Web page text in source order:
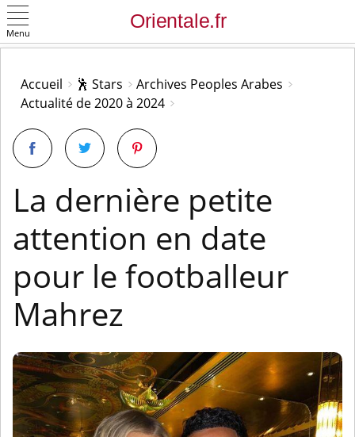
Menu
Accueil 🕺 Stars
Archives Peoples Arabes
Actualité de 2020 à 2024
La dernière petite
attention en date
pour le footballeur
Mahrez